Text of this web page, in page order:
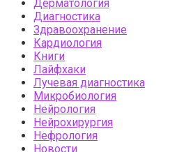
Дерматология
Диагностика
Здравоохранение
Кардиология
Книги
Лайфхаки
Лучевая диагностика
Микробиология
Нейрология
Нейрохирургия
Нефрология
Новости